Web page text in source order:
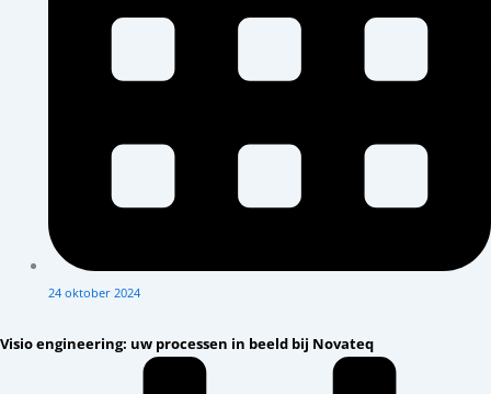
24 oktober 2024
Visio engineering: uw processen in beeld bij Novateq